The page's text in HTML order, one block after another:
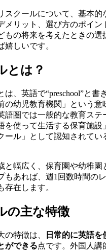
スクールについて、基本的
メリット、選び方のポイン
もの将来を考えたときの選
嬉しいです。
とは？
は、英語で“preschool”と書
の幼児教育機関」という意
語圏では一般的な教育ステ
を使って生活する保育施設
ール」として認知されてい
と幅広く、保育園や幼稚園
もあれば、週1回数時間の
存在します。
の主な特徴
の特徴は、
日常的に英語を
ができる点です。外国人講